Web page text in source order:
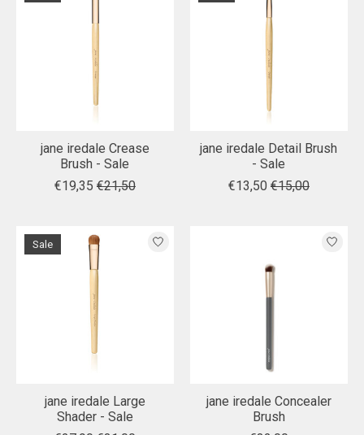
jane iredale Crease
Brush - Sale
€19,35 €21,50
jane iredale Detail Brush
- Sale
€13,50 €15,00
Sale
jane iredale Large
Shader - Sale
jane iredale Concealer
Brush